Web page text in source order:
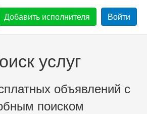
Добавить исполнителя Войти
услуг
объявлений с
поиском